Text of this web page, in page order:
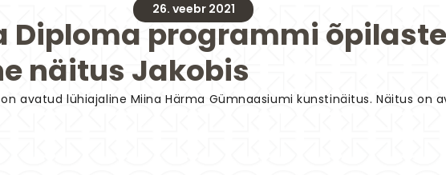
26. veebr 2021
Diploma programmi õpilaste
näitus Jakobis
avatud lühiajaline Miina Härma Gümnaasiumi kunstinäitus. Näitus on